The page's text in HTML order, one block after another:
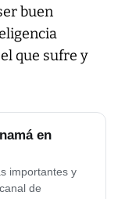
buen
que sufre y
en
importantes y
de